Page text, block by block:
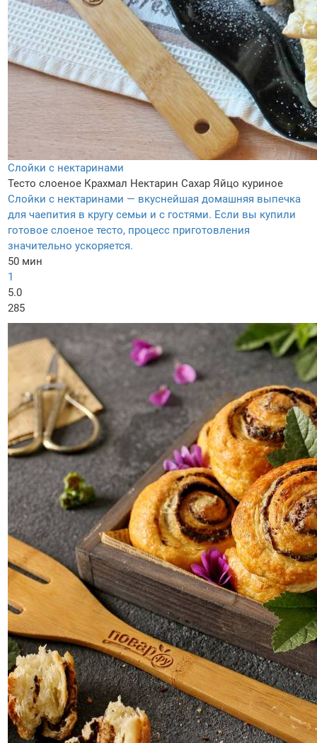
Слойки с нектаринами
Тесто слоеное Крахмал Нектарин Сахар Яйцо куриное
Слойки с нектаринами — вкуснейшая домашняя выпечка
для чаепития в кругу семьи и с гостями. Если вы купили
готовое слоеное тесто, процесс приготовления
значительно ускоряется.
50 мин
1
5.0
285